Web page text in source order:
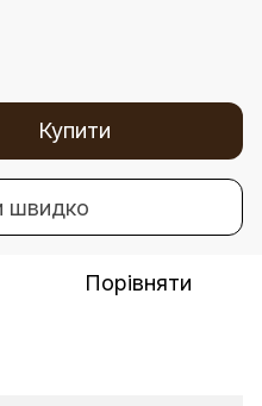
Купити
швидко
Порівняти